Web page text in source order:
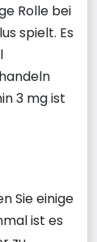
Rolle bei
spielt. Es
3 mg ist
Sie einige
ist es